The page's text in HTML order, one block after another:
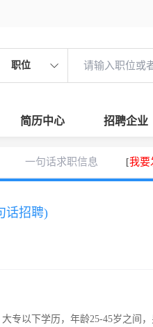
职位
简历中心 招聘企业
一句话求职信息 [我要
话招聘)
专以下学历，年龄25-45岁之间